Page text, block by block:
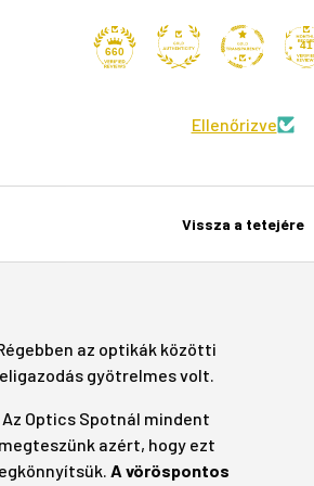
660
41
Ellenőrizve
Vissza a tetejére
az optikák közötti
gyötrelmes volt.
Az Optics Spotnál mindent
azért, hogy ezt
A vöröspontos